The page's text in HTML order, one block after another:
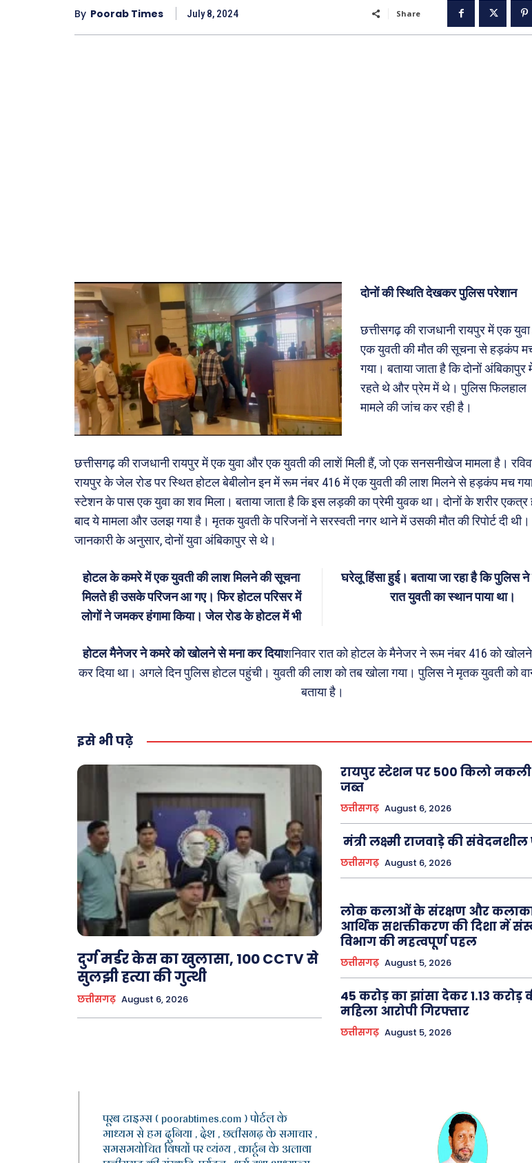
मनोरंजन
फ़िल्मी दुनिया
खेल
जानकारी
Tech
Laptops
Mobiles
स्वास्थ्य
कैरियर और शिक्षा
धर्म व
Real
Finance
By Poorab Times July 8, 2024 Share
दोनों की स्थिति देखकर पुलिस परेशान
छत्तीसगढ़ की राजधानी रायपुर में एक
एक युवती की मौत की सूचना से हड़कंप
गया। बताया जाता है कि दोनों अंबिकापुर
रहते थे और प्रेम में थे। पुलिस फिलहाल
मामले की जांच कर रही है।
छत्तीसगढ़ की राजधानी रायपुर में एक युवा और एक युवती की लाशें मिली हैं, जो एक सनसनीखेज मामला है।
रायपुर के जेल रोड पर स्थित होटल बेबीलोन इन में रूम नंबर 416 में एक युवती की लाश मिलने से हड़कंप मच
स्टेशन के पास एक युवा का शव मिला। बताया जाता है कि इस लड़की का प्रेमी युवक था। दोनों के शरीर एकत्र
बाद ये मामला और उलझ गया है। मृतक युवती के परिजनों ने सरस्वती नगर थाने में उसकी मौत की रिपोर्ट दी थी।
जानकारी के अनुसार, दोनों युवा अंबिकापुर से थे।
होटल के कमरे में एक युवती की लाश मिलने की सूचना
मिलते ही उसके परिजन आ गए। फिर होटल परिसर में
लोगों ने जमकर हंगामा किया। जेल रोड के होटल में भी
घरेलू हिंसा हुई। बताया जा रहा है कि पुलिस ने शनिवार
रात युवती का स्थान पाया था।
होटल मैनेजर ने कमरे को खोलने से मना कर दियाशनिवार रात को होटल के मैनेजर ने रूम नंबर 416 को
कर दिया था। अगले दिन पुलिस होटल पहुंची। युवती की लाश को तब खोला गया। पुलिस ने मृतक युवती को
बताया है।
इसे भी पढ़े
दुर्ग मर्डर केस का खुलासा, 100 CCTV से
सुलझी हत्या की गुत्थी
छत्तीसगढ़ August 6, 2026
रायपुर स्टेशन पर 500 किलो
जब्त
छत्तीसगढ़ August 6, 2026
मंत्री लक्ष्मी राजवाड़े की
छत्तीसगढ़ August 6, 2026
लोक कलाओं के संरक्षण और
आर्थिक सशक्तीकरण की दिशा में
विभाग की महत्वपूर्ण पहल
छत्तीसगढ़ August 5, 2026
45 करोड़ का झांसा देकर 1.13 करोड़
महिला आरोपी गिरफ्तार
छत्तीसगढ़ August 5, 2026
पूरब टाइम्स ( poorabtimes.com ) पोर्टल के
माध्यम से हम दुनिया , देश , छत्तीसगढ़ के समाचार ,
समसमयोचित विषयों पर व्यंग्य , कार्टून के अलावा